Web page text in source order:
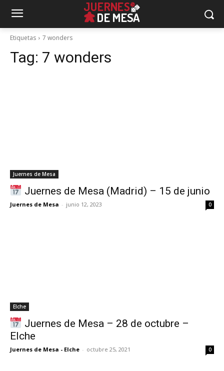
Etiquetas 7 wonders
Tag: 7 wonders
Juernes de Mesa
Juernes de Mesa (Madrid) – 15 de junio
Juernes de Mesa - junio 12, 2023 0
Elche
Juernes de Mesa – 28 de octubre –
Elche
Juernes de Mesa - Elche - octubre 25, 2021 0